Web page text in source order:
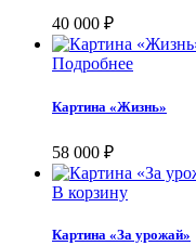
40 000 ₽
Подробнее
Картина «Жизнь»
58 000 ₽
В корзину
Картина «За урожай»